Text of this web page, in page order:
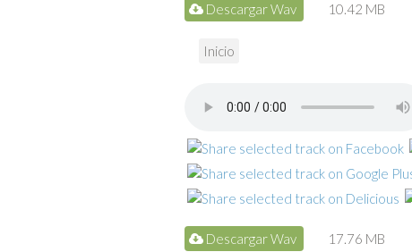
Descargar Wav 10.42 MB
Descargar Wav 17.76 MB
Inicio